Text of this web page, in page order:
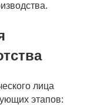
лица
этапов: